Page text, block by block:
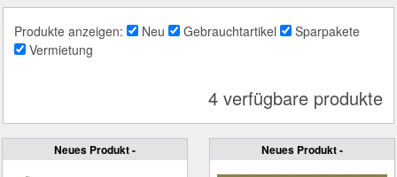
Produkte anzeigen: Neu Gebrauchtartikel
Sparpakete
Vermietung
4 verfügbare produkte
Neues Produkt - Neues Produkt -